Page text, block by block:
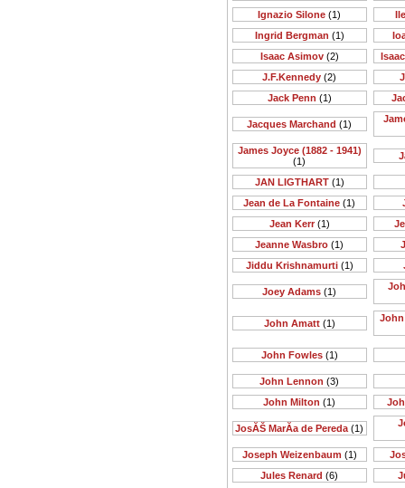
Ignazio Silone (1)
Ingrid Bergman (1)
Isaac Asimov(2)
J.F.Kennedy (2)
Jack Penn (1)
Jacques Marchand (1)
James Joyce (1882 - 1941)
(1)
JAN LIGTHART(1)
Jean de La Fontaine (1)
Jean Kerr(1)
Jeanne Wasbro (1)
Jiddu Krishnamurti(1)
Joey Adams (1)
John Amatt(1) John
John Fowles(1)
John Lennon (3)
John Milton (1)
JosĂŠ MarĂ­a de Pereda (1)
Joseph Weizenbaum (1)
Jules Renard (6)